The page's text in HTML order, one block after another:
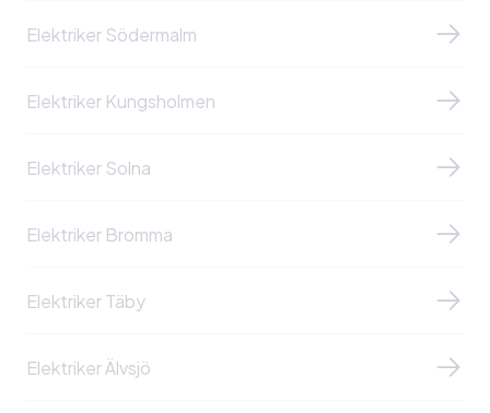
Elektriker Södermalm
Elektriker Kungsholmen
Elektriker Solna
Elektriker Bromma
Elektriker Täby
Elektriker Älvsjö